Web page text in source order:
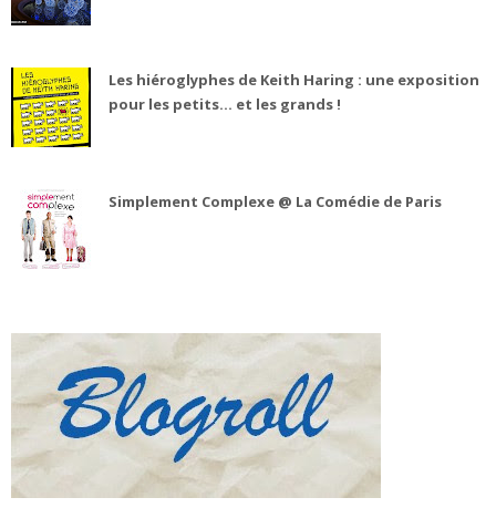
Les hiéroglyphes de Keith Haring : une exposition
pour les petits... et les grands !
Simplement Complexe @ La Comédie de Paris